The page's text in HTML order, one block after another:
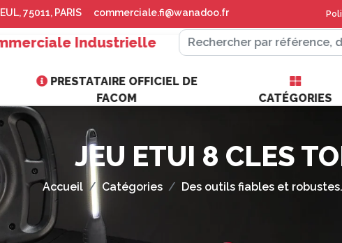
75011, PARIS commerciale.fi@wanadoo.fr
Industrielle
PRESTATAIRE OFFICIEL DE
FACOM
CATÉGORIES
JEU ETUI 8 CLES
Accueil Catégories Des outils fiables et robustes.